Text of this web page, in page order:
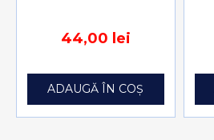
44,00 lei
ADAUGĂ ÎN COȘ